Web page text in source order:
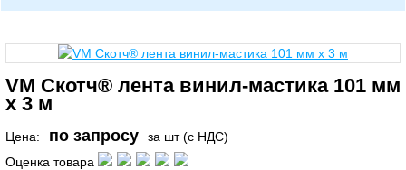
VM Скотч® лента винил-мастика 101 мм
х 3 м
Цена: по запросу
за шт (с НДС)
Оценка товара